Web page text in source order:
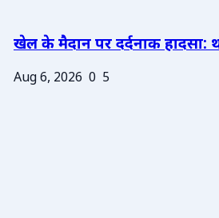
खेल के मैदान पर दर्दनाक हादसा:
Aug 6, 2026 0 5